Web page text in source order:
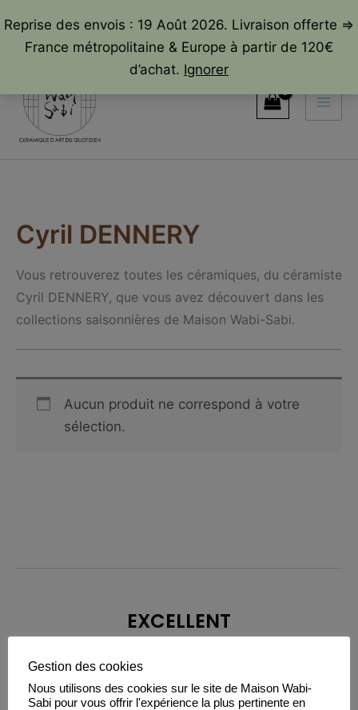
Reprise des envois : 19 Août 2026. Livraison offerte =>
France métropolitaine & Europe à partir de 120€
d’achat. Ignorer
Aller
contenu
Cyril DENNERY
Vous retrouverez toutes les céramiques, du céramiste
Cyril DENNERY, que vous avez découvert dans les
collections saisonnières de Maison Wabi-Sabi.
Aucun produit ne correspond à votre
sélection.
EXCELLENT
Basée sur
Gestion des cookies
Nous utilisons des cookies sur le site de Maison Wabi-
Sabi pour vous offrir l'expérience la plus pertinente en